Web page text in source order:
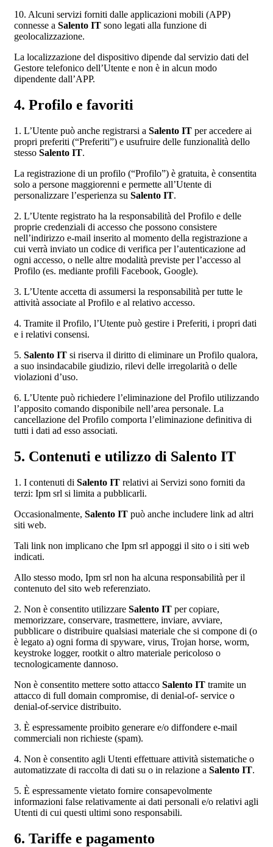
10. Alcuni servizi forniti dalle applicazioni mobili (APP)
connesse a Salento IT sono legati alla funzione di
geolocalizzazione.
La localizzazione del dispositivo dipende dal servizio dati del
Gestore telefonico dell’Utente e non è in alcun modo
dipendente dall’APP.
4. Profilo e favoriti
1. L’Utente può anche registrarsi a Salento IT per accedere ai
propri preferiti (“Preferiti”) e usufruire delle funzionalità dello
stesso Salento IT.
La registrazione di un profilo (“Profilo”) è gratuita, è consentita
solo a persone maggiorenni e permette all’Utente di
personalizzare l’esperienza su Salento IT.
2. L’Utente registrato ha la responsabilità del Profilo e delle
proprie credenziali di accesso che possono consistere
nell’indirizzo e-mail inserito al momento della registrazione a
cui verrà inviato un codice di verifica per l’autenticazione ad
ogni accesso, o nelle altre modalità previste per l’accesso al
Profilo (es. mediante profili Facebook, Google).
3. L’Utente accetta di assumersi la responsabilità per tutte le
attività associate al Profilo e al relativo accesso.
4. Tramite il Profilo, l’Utente può gestire i Preferiti, i propri dati
e i relativi consensi.
5. Salento IT si riserva il diritto di eliminare un Profilo qualora,
a suo insindacabile giudizio, rilevi delle irregolarità o delle
violazioni d’uso.
6. L’Utente può richiedere l’eliminazione del Profilo utilizzando
l’apposito comando disponibile nell’area personale. La
cancellazione del Profilo comporta l’eliminazione definitiva di
tutti i dati ad esso associati.
5. Contenuti e utilizzo di Salento IT
1. I contenuti di Salento IT relativi ai Servizi sono forniti da
terzi: Ipm srl si limita a pubblicarli.
Occasionalmente, Salento IT può anche includere link ad altri
siti web.
Tali link non implicano che Ipm srl appoggi il sito o i siti web
indicati.
Allo stesso modo, Ipm srl non ha alcuna responsabilità per il
contenuto del sito web referenziato.
2. Non è consentito utilizzare Salento IT per copiare,
memorizzare, conservare, trasmettere, inviare, avviare,
pubblicare o distribuire qualsiasi materiale che si compone di (o
è legato a) ogni forma di spyware, virus, Trojan horse, worm,
keystroke logger, rootkit o altro materiale pericoloso o
tecnologicamente dannoso.
Non è consentito mettere sotto attacco Salento IT tramite un
attacco di full domain compromise, di denial-of- service o
denial-of-service distribuito.
3. È espressamente proibito generare e/o diffondere e-mail
commerciali non richieste (spam).
4. Non è consentito agli Utenti effettuare attività sistematiche o
automatizzate di raccolta di dati su o in relazione a Salento IT.
5. È espressamente vietato fornire consapevolmente
informazioni false relativamente ai dati personali e/o relativi agli
Utenti di cui questi ultimi sono responsabili.
6. Tariffe e pagamento